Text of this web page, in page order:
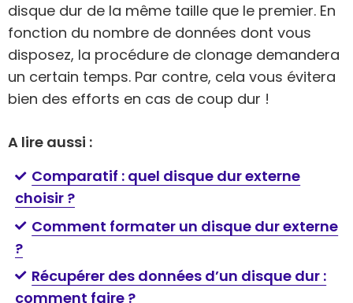
disque dur de la même taille que le premier. En
fonction du nombre de données dont vous
disposez, la procédure de clonage demandera
un certain temps. Par contre, cela vous évitera
bien des efforts en cas de coup dur !
A lire aussi :
Comparatif : quel disque dur externe
choisir ?
Comment formater un disque dur externe
?
Récupérer des données d’un disque dur :
comment faire ?